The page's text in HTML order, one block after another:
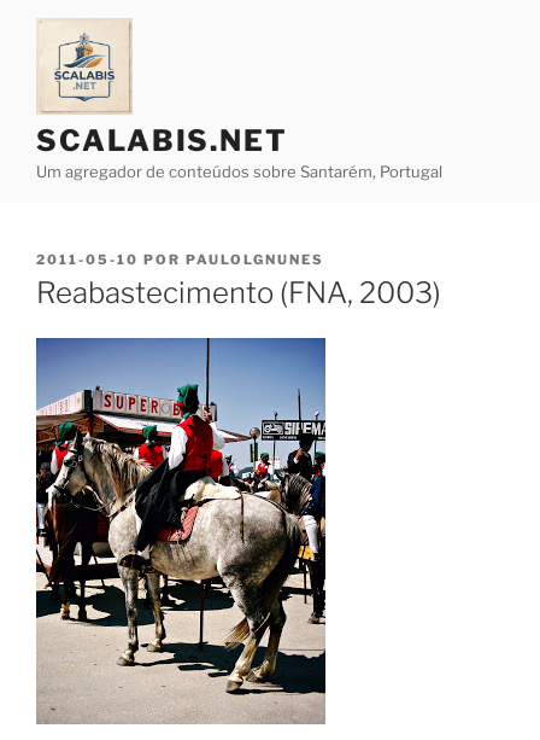
Saltar
conteúdo
SCALABIS.NET
Um agregador de conteúdos sobre Santarém, Portugal
PUBLICADO
EM
2011-05-10 POR PAULOLGNUNES
Reabastecimento (FNA, 2003)